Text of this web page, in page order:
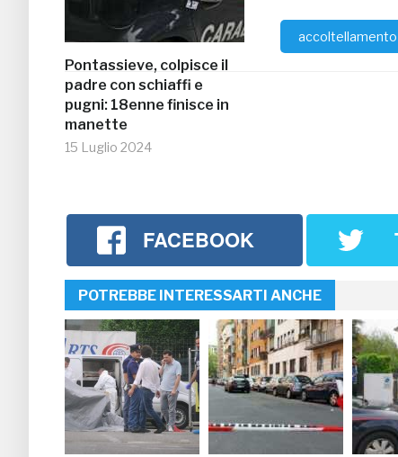
Pontassieve, colpisce il
padre con schiaffi e
pugni: 18enne finisce in
manette
15 Luglio 2024
accoltellamento
FACEBOOK
POTREBBE INTERESSARTI ANCHE